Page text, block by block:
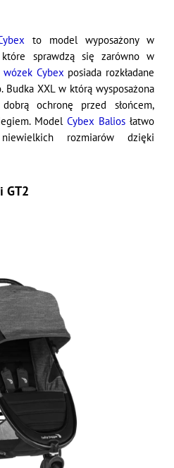
to model wyposażony w
które sprawdzą się zarówno w
wózek Cybex posiada rozkładane
Budka XXL w którą wysposażona
ochronę przed słońcem,
Model Cybex Baliosłatwo
rozmiarów dzięki
GT2